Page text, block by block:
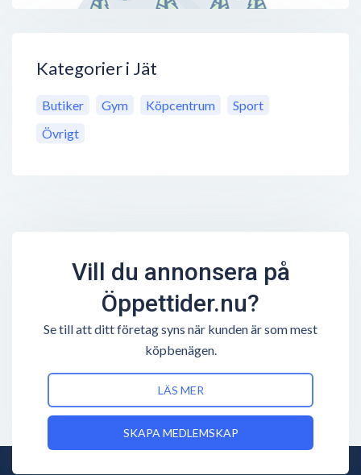
Kategorier i Jät
Butiker Gym Köpcentrum
Sport
Övrigt
Vill du annonsera på
Öppettider.nu?
Se till att ditt företag syns när kunden är som mest
köpbenägen.
LÄS MER
SKAPA MEDLEMSKAP